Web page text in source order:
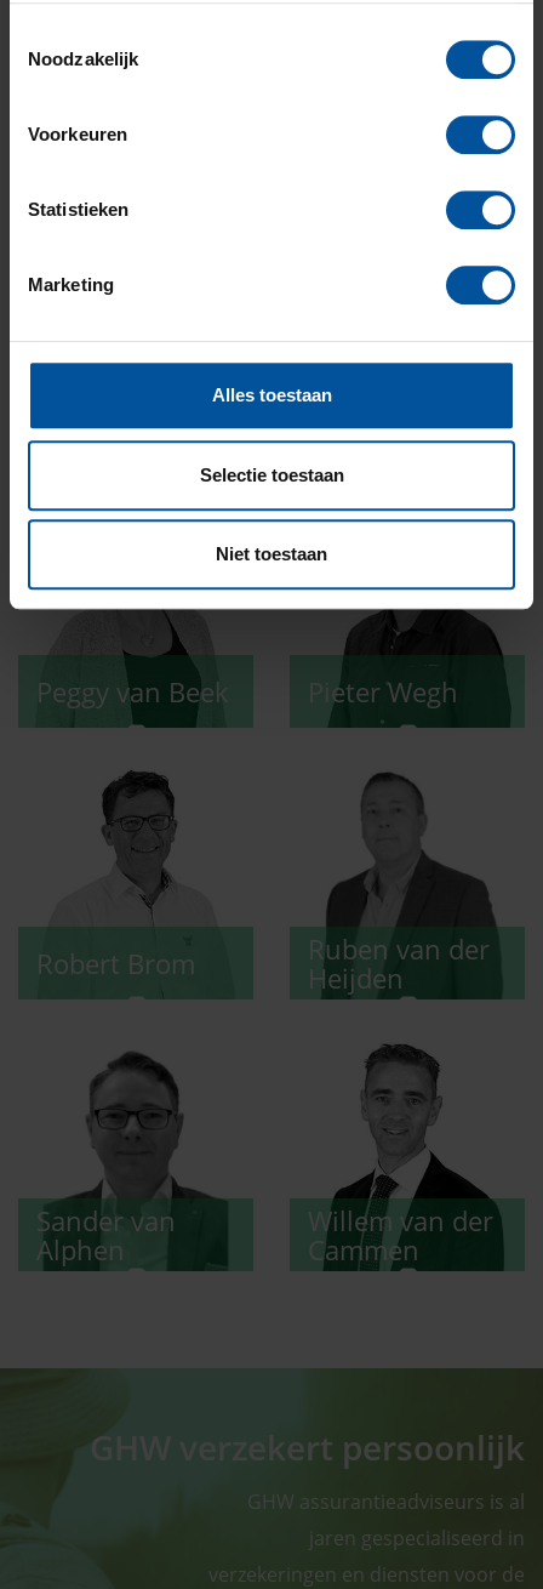
Noodzakelijk
Voorkeuren
Statistieken
Marketing
Alles toestaan
Selectie toestaan
Niet toestaan
Miranda
van
Wijnhoven
Paul Knaup
Peggy van Beek Pieter Wegh
Robert Brom Ruben van der
Heijden
Sander van
Alphen
Willem van der
Cammen
GHW verzekert persoonlijk
GHW assurantieadviseurs is al
jaren gespecialiseerd in
verzekeringen en diensten voor de